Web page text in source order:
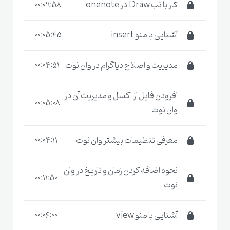
تا صد یعنی حتی اگر آشنایی با نرم افزار ها هم نداشته
باشید آموزش میبینید و تمام جزئیات کامل تدریس شده
روی کاغذ ندارید و با وان نوت در هر کجا که باشید دسترسی
کامل به موارد موردنظر خود خواهید داشت.
کار با تب Draw در onenote 00:09:58
آشنایی با منو insert 00:05:45
مدیریت و اصلاح دیاگرام در وان نوت 00:04:51
افزودن فایل از اکسل و مدیریت آن در
وان نوت
00:05:08
معرفی تنظیمات بیشتر وان نوت 00:04:11
نحوه اضافه کردن زمان و تاریخ در وان
نوت
00:11:50
آشنایی با منو view 00:06:00